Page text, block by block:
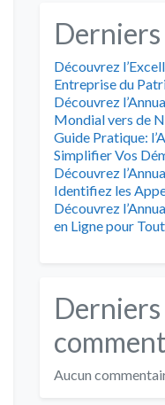
Derniers
Découvrez
Entreprise du
Découvrez
Mondial vers de
Guide Pratique:
Simplifier Vos
Découvrez
Identifiez les
Découvrez
en Ligne pour
Derniers
Aucun